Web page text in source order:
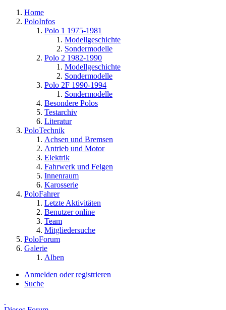
Home
PoloInfos
Polo 1 1975-1981
Modellgeschichte
Sondermodelle
Polo 2 1982-1990
Modellgeschichte
Sondermodelle
Polo 2F 1990-1994
Sondermodelle
Besondere Polos
Testarchiv
Literatur
PoloTechnik
Achsen und Bremsen
Antrieb und Motor
Elektrik
Fahrwerk und Felgen
Innenraum
Karosserie
PoloFahrer
Letzte Aktivitäten
Benutzer online
Team
Mitgliedersuche
PoloForum
Galerie
Alben
Anmelden oder registrieren
Suche